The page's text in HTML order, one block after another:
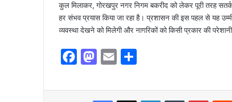
कुल मिलाकर, गोरखपुर नगर निगम बकरीद को लेकर पूरी तरह
हर संभव प्रयास किया जा रहा है। प्रशासन की इस पहल से यह
व्यवस्था देखने को मिलेगी और नागरिकों को किसी प्रकार की
F
c
M
st
E
ai ar